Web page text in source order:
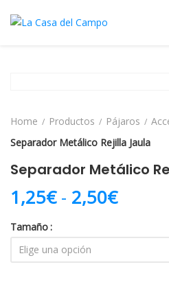
Home Productos Pájaros
Separador Metálico Rejilla Jaula
Separador Metálico
1,25€ - 2,50€
Tamaño